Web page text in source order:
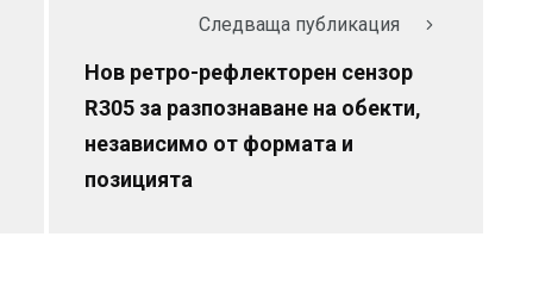
Следваща публикация
Нов ретро-рефлекторен сензор
R305 за разпознаване на обекти,
независимо от формата и
позицията